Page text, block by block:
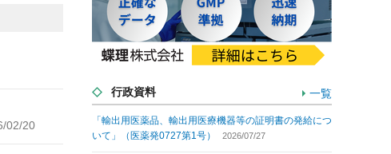
02/20
行政資料 一覧
「輸出用医薬品、輸出用医療機器等の証明書の発給につ
いて」（医薬発0727第1号）
2026/07/27